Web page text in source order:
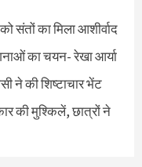
संतों का मिला आशीर्वाद
का चयन- रेखा आर्या
ने की शिष्टाचार भेंट
की मुश्किलें, छात्रों ने